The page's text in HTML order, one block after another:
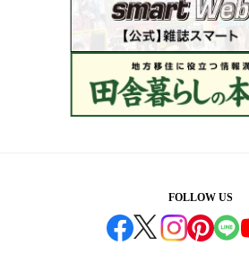
FOLLOW US